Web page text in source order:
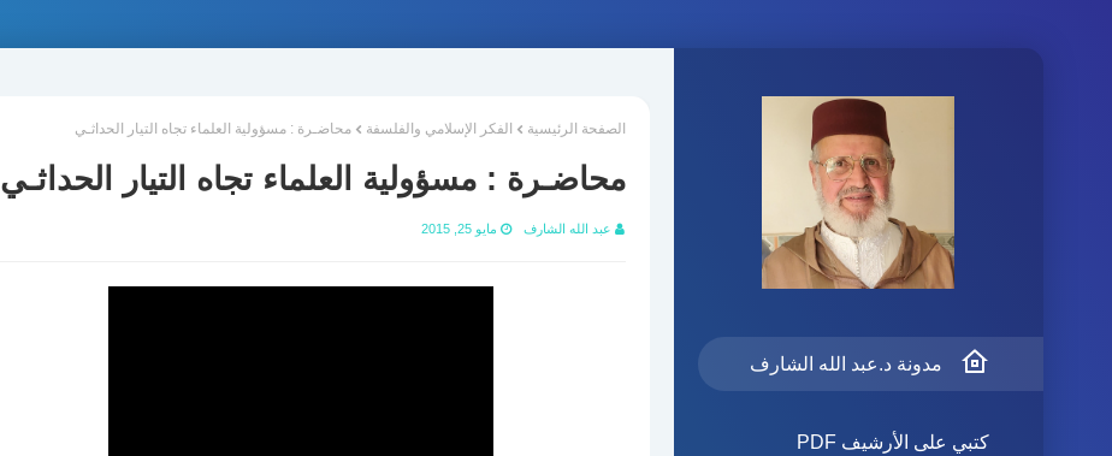
مدونة د.عبد الله الشارف
كتبي على الأرشيف PDF
الصفحة الرئيسية الفكر الإسلامي والفلسفة محاضـرة : مسؤولية العلماء تجاه التيار الحداثـي
محاضـرة : مسؤولية العلماء تجاه التيار الحداثـي
عبد الله الشارف مايو 25, 2015